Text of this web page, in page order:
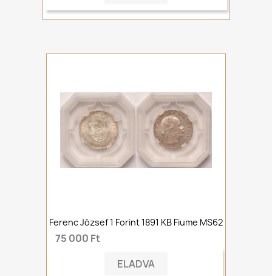
Ferenc József 1 Forint 1891 KB Fiume MS62
75 000 Ft
ELADVA